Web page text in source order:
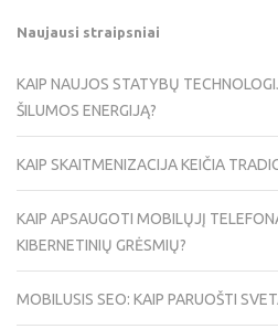
Naujausi straipsniai
KAIP NAUJOS STATYBŲ
ŠILUMOS ENERGIJĄ?
KAIP SKAITMENIZACIJA KEIČIA
KAIP APSAUGOTI MOBILŲJĮ
KIBERNETINIŲ GRĖSMIŲ?
MOBILUSIS SEO: KAIP PARUOŠTI